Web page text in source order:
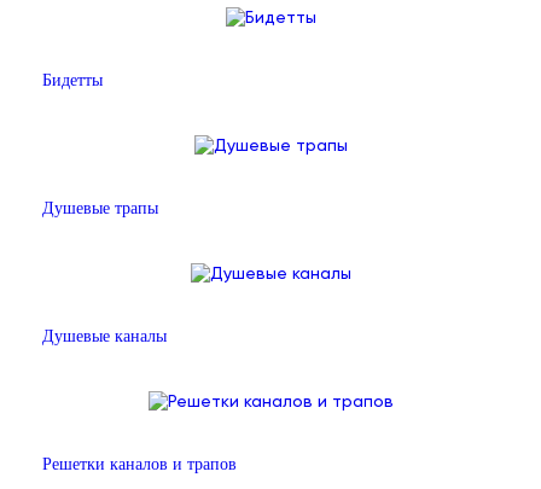
Бидетты
Душевые трапы
Душевые каналы
Решетки каналов и трапов